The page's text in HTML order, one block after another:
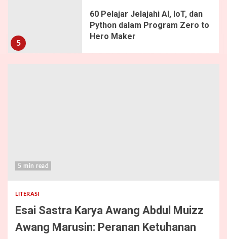
5
60 Pelajar Jelajahi AI, IoT, dan
Python dalam Program Zero to
Hero Maker
5 min read
LITERASI
Esai Sastra Karya Awang Abdul Muizz
Awang Marusin: Peranan Ketuhanan